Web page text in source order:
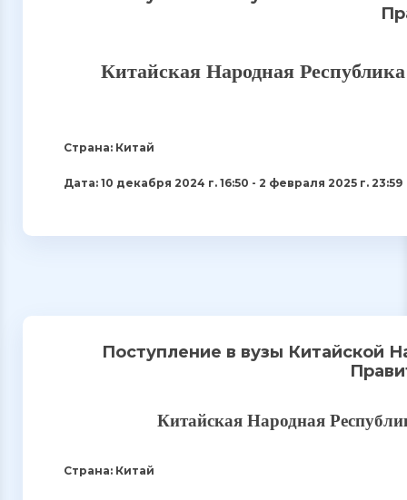
Китайская Народная
Страна: Китай
Дата: 10 декабря 2024 г. 16:50 - 2 февраля 2025 г. 23:59
Поступление в вузы Китайской
Китайская Народная
Страна: Китай